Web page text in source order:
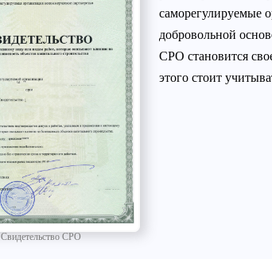
Свидетельство СРО
саморегулируемые
добровольной
СРО становится
этого стоит